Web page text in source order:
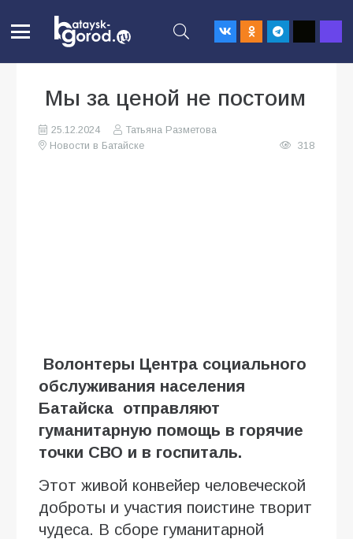
Мы за ценой не постоим
25.12.2024
Татьяна Разметова
Новости в Батайске
318
Волонтеры Центра социального
обслуживания населения
Батайска отправляют
гуманитарную помощь в горячие
точки СВО и в госпиталь.
Этот живой конвейер человеческой
доброты и участия поистине творит
чудеса. В сборе гуманитарной